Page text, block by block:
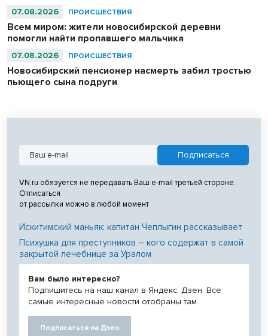
07.08.2026 ПРОИСШЕСТВИЯ
Всем миром: жители новосибирской деревни
помогли найти пропавшего мальчика
07.08.2026 ПРОИСШЕСТВИЯ
Новосибирский пенсионер насмерть забил тростью
пьющего сына подруги
VN.ru обязуется не передавать Ваш e-mail третьей стороне.
Отписаться
от рассылки можно в любой момент
Искитимский маньяк: капитан Чеплыгин рассказывает
Психушка для преступников – кого содержат в самой
закрытой лечебнице за Уралом
Вам было интересно?
Подпишитесь на наш канал в Яндекс. Дзен. Все
самые интересные новости отобраны там.
Подписаться на Дзен